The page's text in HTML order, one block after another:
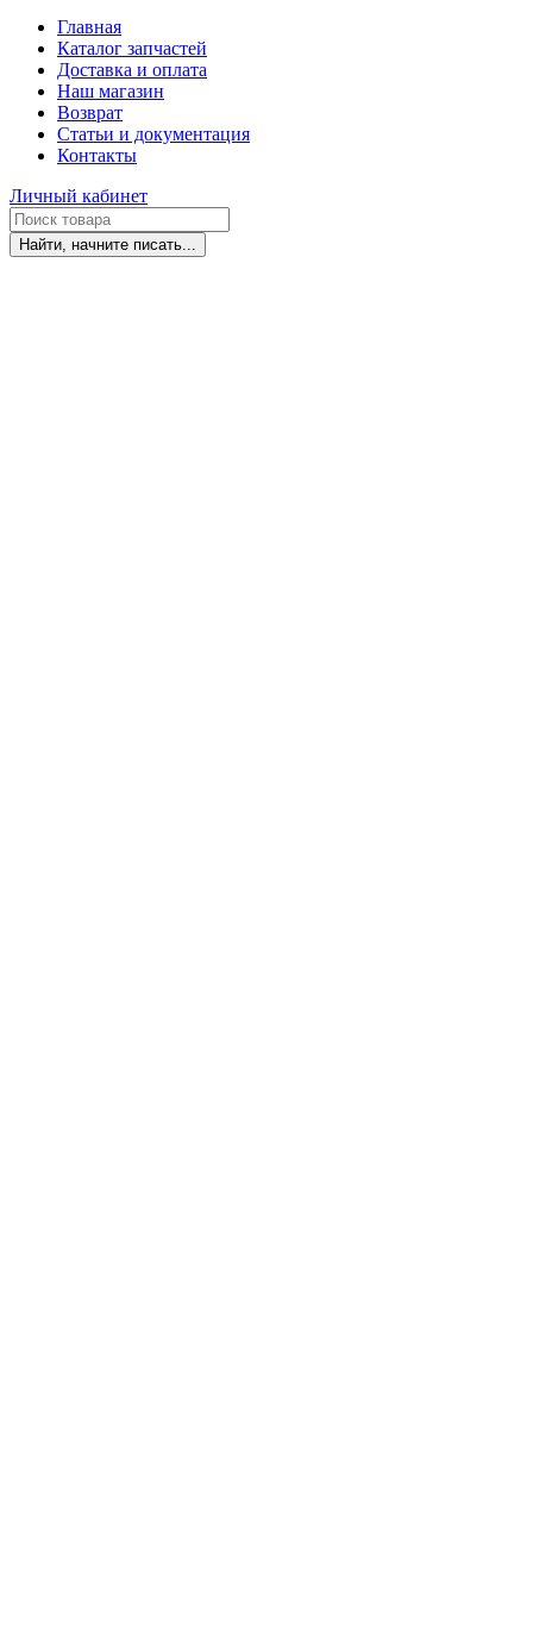
Главная
Каталог запчастей
Доставка и оплата
Наш магазин
Возврат
Статьи и документация
Контакты
Личный кабинет
Найти, начните писать...